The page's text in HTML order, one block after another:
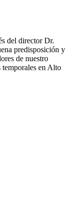
del director Dr.
predisposición y
de nuestro
temporales en Alto